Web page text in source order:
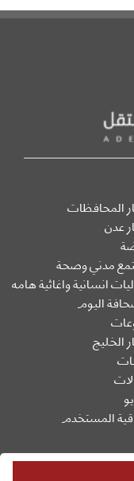
المحافظات
عدن
مدني وصحة
انسانية واغاثية هامه
اليوم
الخليج
المستخدم